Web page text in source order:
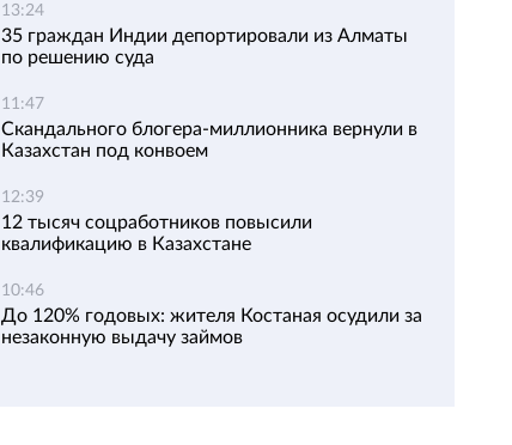
13:24
35 граждан Индии депортировали из Алматы
по решению суда
11:47
Скандального блогера-миллионника вернули в
Казахстан под конвоем
12:39
12 тысяч соцработников повысили
квалификацию в Казахстане
10:46
До 120% годовых: жителя Костаная осудили за
незаконную выдачу займов